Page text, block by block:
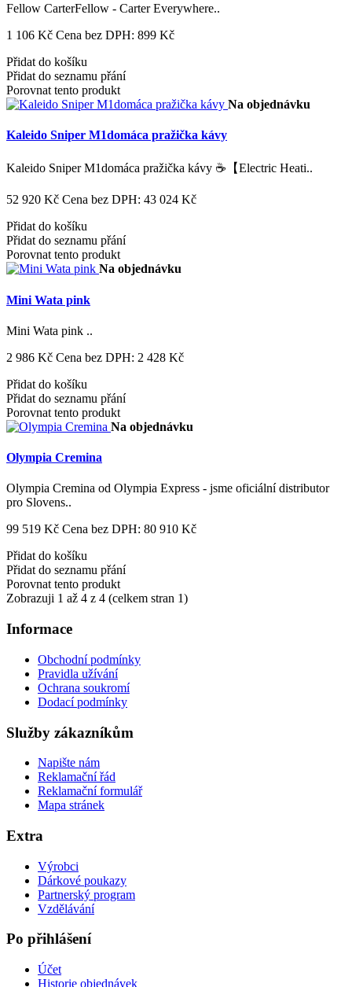
Fellow CarterFellow - Carter Everywhere..
1 106 Kč Cena bez DPH: 899 Kč
Přidat do košíku
Přidat do seznamu přání
Porovnat tento produkt
Na objednávku
Kaleido Sniper M1domáca pražička kávy
Kaleido Sniper M1domáca pražička kávy ☕️【Electric Heati..
52 920 Kč Cena bez DPH: 43 024 Kč
Přidat do košíku
Přidat do seznamu přání
Porovnat tento produkt
Na objednávku
Mini Wata pink
Mini Wata pink ..
2 986 Kč Cena bez DPH: 2 428 Kč
Přidat do košíku
Přidat do seznamu přání
Porovnat tento produkt
Na objednávku
Olympia Cremina
Olympia Cremina od Olympia Express - jsme oficiální distributor
pro Slovens..
99 519 Kč Cena bez DPH: 80 910 Kč
Přidat do košíku
Přidat do seznamu přání
Porovnat tento produkt
Zobrazuji 1 až 4 z 4 (celkem stran 1)
Informace
Obchodní podmínky
Pravidla užívání
Ochrana soukromí
Dodací podmínky
Služby zákazníkům
Napište nám
Reklamační řád
Reklamační formulář
Mapa stránek
Extra
Výrobci
Dárkové poukazy
Partnerský program
Vzdělávání
Po přihlášení
Účet
Historie objednávek